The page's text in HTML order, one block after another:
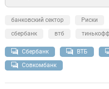
банковский сектор Риски
сбербанк
втб
Сбербанк ВТБ
Совкомбанк